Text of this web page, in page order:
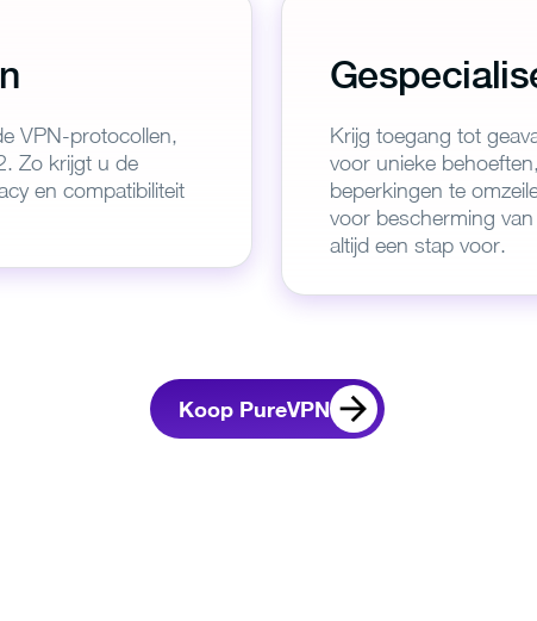
app hebt
Meld u aan en
selecteer
uw voorkeur.
Maak
VPN-protocollen,
Zo krijgt u de
en compatibiliteit
Krijg toegang tot
voor unieke
beperkingen te
voor bescherming
altijd een stap voor.
Koop PureVPN